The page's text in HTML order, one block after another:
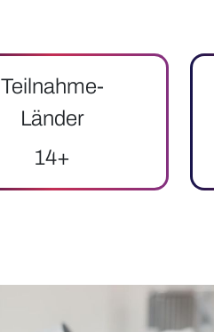
Teilnahme-
Länder
14+